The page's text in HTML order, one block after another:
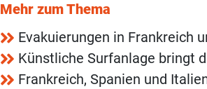
Mehr zum Thema
Evakuierungen in Frankreich
Künstliche Surfanlage bringt
Frankreich, Spanien und